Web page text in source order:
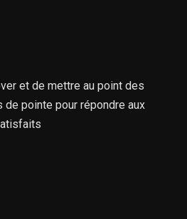
et de mettre au point des
pointe pour répondre aux